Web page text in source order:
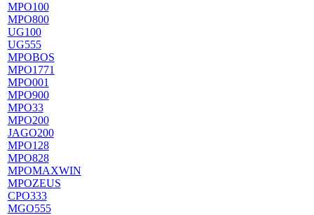
MPO100
MPO800
UG100
UG555
MPOBOS
MPO1771
MPO001
MPO900
MPO33
MPO200
JAGO200
MPO128
MPO828
MPOMAXWIN
MPOZEUS
CPO333
MGO555